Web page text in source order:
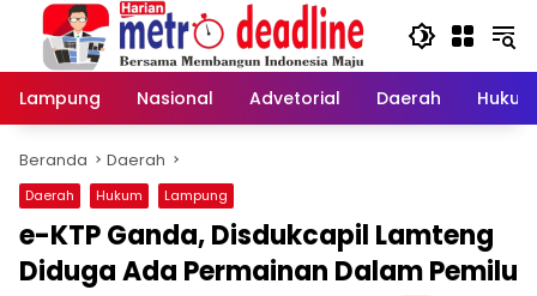
Langsung
konten
Lampung
Nasional Advetorial Daerah Hukum
Beranda Daerah
Daerah Hukum Lampung
e-KTP Ganda, Disdukcapil Lamteng
Diduga Ada Permainan Dalam Pemilu